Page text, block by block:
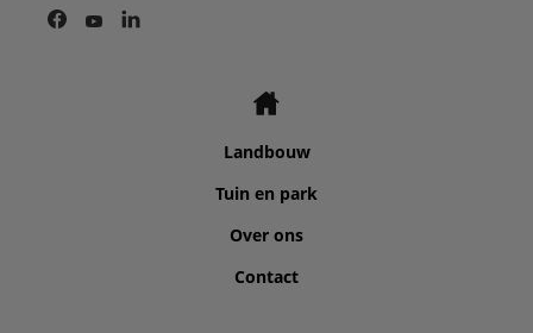
Landbouw
Tuin en park
Over ons
Contact